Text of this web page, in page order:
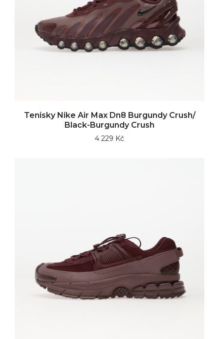
Tenisky Nike Air Max Dn8 Burgundy Crush/
Black-Burgundy Crush
4 229 Kč